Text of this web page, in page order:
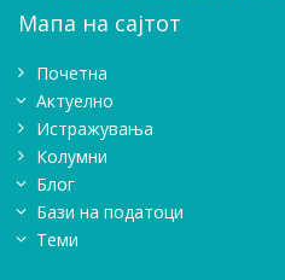
Мапа на сајтот
Почетна
Актуелно
Истражувањa
Колумни
Блог
Бази на податоци
Теми